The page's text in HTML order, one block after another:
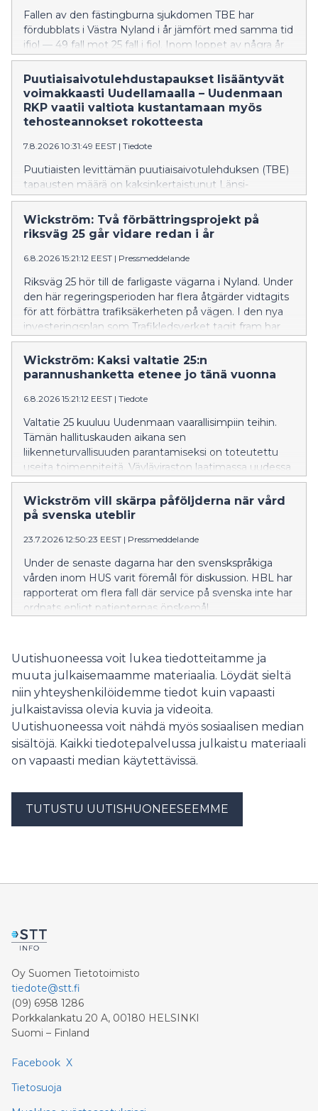
Fallen av den fästingburna sjukdomen TBE har
fördubblats i Västra Nyland i år jämfört med samma tid
ifjol — 49 fall mot 25 fall i fjol. Inom loppet av några år
har TBE också börjat förekomma i östnyländska
kommuner, även om det handlar om tämligen få fall
tills vidare. Förra året dog fyra personer i Nyland av
TBE. Många av Finlands riskområden finns i Nyland.
Puutiaisaivotulehdustapaukset lisääntyvät
voimakkaasti Uudellamaalla – Uudenmaan
RKP vaatii valtiota kustantamaan myös
tehosteannokset rokotteesta
7.8.2026 10:31:49 EEST | Tiedote
Puutiaisten levittämän puutiaisaivotulehduksen (TBE)
tapausten määrä on kaksinkertaistunut Länsi-
Uudellamaalla tänä vuonna verrattuna viime vuoden
vastaavaan ajankohtaan – tapauksia on todettu tänä
kesänä jo 49, kun viime vuonna niitä oli 25. Viime
vuosien aikana TBE:tä on alkanut esiintyä myös Itä-
Uudenmaan kunnissa, vaikka tapausmäärät ovat
henkilöä kuoli Uudellamaalla TBE:n seurauksena.
Monet Suomen riskialueista sijaitsevat Uudellamaalla.
Wickström: Två förbättringsprojekt på
riksväg 25 går vidare redan i år
6.8.2026 15:21:12 EEST | Pressmeddelande
Riksväg 25 hör till de farligaste vägarna i Nyland. Under
den här regeringsperioden har flera åtgärder vidtagits
för att förbättra trafiksäkerheten på vägen. I den nya
investeringsplan som Trafikledsverket tagit fram har
åtgärder längs riksväg 25 prioriterats.
Wickström: Kaksi valtatie 25:n
parannushanketta etenee jo tänä vuonna
6.8.2026 15:21:12 EEST | Tiedote
Valtatie 25 kuuluu Uudenmaan vaarallisimpiin teihin.
Tämän hallituskauden aikana sen
liikenneturvallisuuden parantamiseksi on toteutettu
useita toimenpiteitä. Väyläviraston laatimassa uudessa
investointiohjelmassa valtatie 25:n kehittämistoimet
on asetettu etusijalle.
Wickström vill skärpa påföljderna när vård
på svenska uteblir
23.7.2026 12:50:23 EEST | Pressmeddelande
Under de senaste dagarna har den svenskspråkiga
vården inom HUS varit föremål för diskussion. HBL har
rapporterat om flera fall där service på svenska inte har
ordnats enligt patienternas önskemål.
Uutishuoneessa voit lukea tiedotteitamme ja
muuta julkaisemaamme materiaalia. Löydät sieltä
niin yhteyshenkilöidemme tiedot kuin vapaasti
julkaistavissa olevia kuvia ja videoita.
Uutishuoneessa voit nähdä myös sosiaalisen median
sisältöjä. Kaikki tiedotepalvelussa julkaistu materiaali
on vapaasti median käytettävissä.
TUTUSTU UUTISHUONEESEEMME
Oy Suomen Tietotoimisto
tiedote@stt.fi
(09) 6958 1286
Porkkalankatu 20 A, 00180 HELSINKI
Suomi – Finland
Facebook X
Tietosuoja